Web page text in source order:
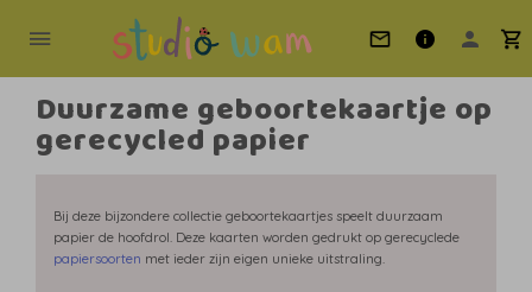
Duurzame geboortekaartje op
gerecycled papier
Bij deze bijzondere collectie geboortekaartjes speelt duurzaam
papier de hoofdrol. Deze kaarten worden gedrukt op gerecyclede
papiersoorten met ieder zijn eigen unieke uitstraling.